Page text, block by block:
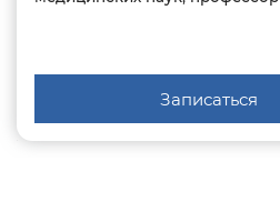
Записаться